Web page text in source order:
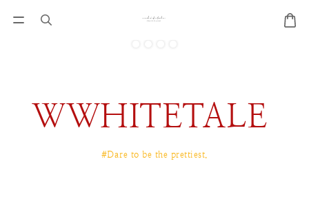
WWHITETALE
#Dare to be the prettiest.